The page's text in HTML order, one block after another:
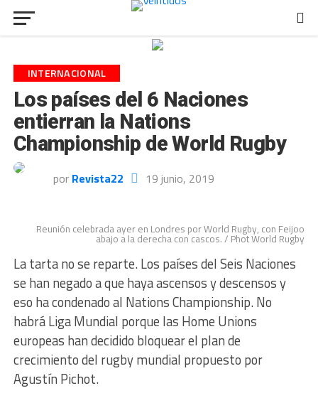
INTERNACIONAL
Los países del 6 Naciones
entierran la Nations
Championship de World Rugby
por Revista22 19 junio, 2019
Reunión celebrada ayer en Londres por World Rugby, con Feijoo
abajo a la derecha con cascos. / Phot World Rugby
La tarta no se reparte. Los países del Seis Naciones
se han negado a que haya ascensos y descensos y
eso ha condenado al Nations Championship. No
habrá Liga Mundial porque las Home Unions
europeas han decidido bloquear el plan de
crecimiento del rugby mundial propuesto por
Agustín Pichot.